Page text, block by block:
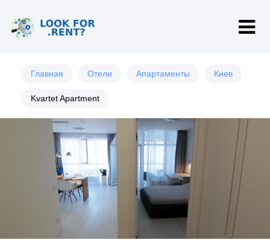
Главная Отели Апартаменты Киев
Kvartet Apartment